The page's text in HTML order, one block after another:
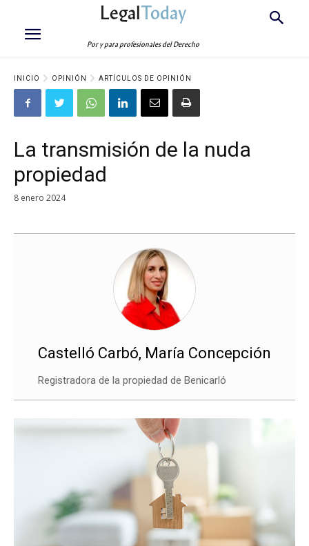
LegalToday
Por y para profesionales del Derecho
INICIO OPINIÓN ARTÍCULOS DE OPINIÓN
La transmisión de la nuda
propiedad
8 enero 2024
Castelló Carbó, María Concepción
Registradora de la propiedad de Benicarló